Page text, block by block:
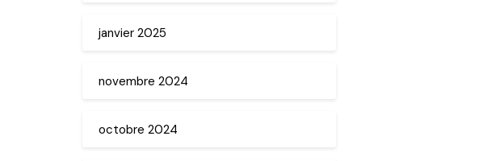
janvier 2025
novembre 2024
octobre 2024